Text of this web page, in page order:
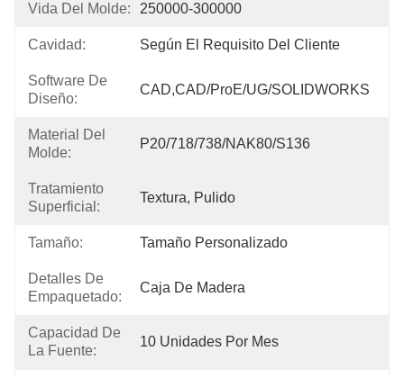
Vida Del Molde: 250000-300000
Cavidad: Según El Requisito Del Cliente
Software De
Diseño:
CAD,CAD/ProE/UG/SOLIDWORKS
Material Del
Molde:
P20/718/738/NAK80/S136
Tratamiento
Superficial:
Textura, Pulido
Tamaño: Tamaño Personalizado
Detalles De
Empaquetado:
Caja De Madera
Capacidad De
La Fuente:
10 Unidades Por Mes